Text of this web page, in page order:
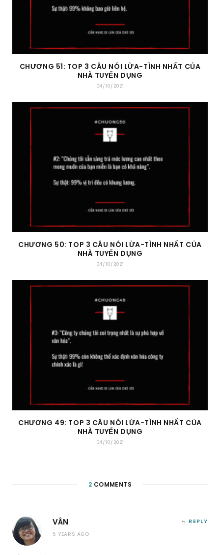
CHƯƠNG 51: TOP 3 CÂU NÓI LỪA-TÌNH NHẤT CỦA
NHÀ TUYỂN DỤNG
04/10/2021
CHƯƠNG 50: TOP 3 CÂU NÓI LỪA-TÌNH NHẤT CỦA
NHÀ TUYỂN DỤNG
04/10/2021
CHƯƠNG 49: TOP 3 CÂU NÓI LỪA-TÌNH NHẤT CỦA
NHÀ TUYỂN DỤNG
04/10/2021
2 COMMENTS
VÂN
5 YEARS AGO
REPLY